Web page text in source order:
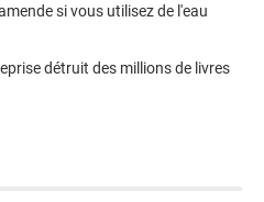
si vous utilisez de l'eau
détruit des millions de livres